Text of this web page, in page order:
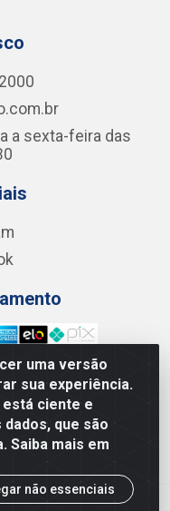
uma versão
sua experiência.
ciente e
que são
Saiba mais em
não essenciais
a sexta-feira das
R. Lineu Anterino
- MG CEP
0001-14